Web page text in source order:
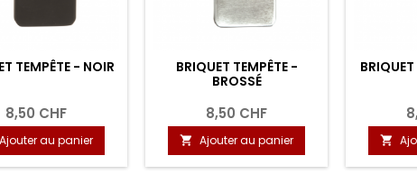
TEMPÊTE - NOIR
8,50 CHF
Ajouter au panier
BRIQUET TEMPÊTE -
BROSSÉ
8,50 CHF
 Ajouter au panier 